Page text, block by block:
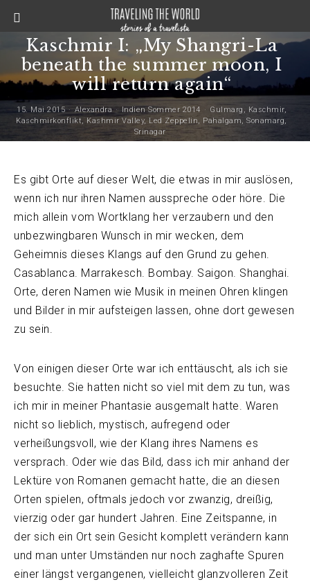
Kaschmir I: „My Shangri-La
beneath the summer moon, I
will return again“
15. Mai 2015 Alexandra Indien Sommer 2014 Gulmarg Kaschmir,
Kaschmirkonflikt
Kashmir Valley, Led Zeppelin Pahalgam ,Sonamarg
Srinagar
Es gibt Orte auf dieser Welt, die etwas in mir auslösen,
wenn ich nur ihren Namen ausspreche oder höre. Die
mich allein vom Wortklang her verzaubern und den
unbezwingbaren Wunsch in mir wecken, dem
Geheimnis dieses Klangs auf den Grund zu gehen.
Casablanca. Marrakesch. Bombay. Saigon. Shanghai.
Orte, deren Namen wie Musik in meinen Ohren klingen
und Bilder in mir aufsteigen lassen, ohne dort gewesen
zu sein.
Von einigen dieser Orte war ich enttäuscht, als ich sie
besuchte. Sie hatten nicht so viel mit dem zu tun, was
ich mir in meiner Phantasie ausgemalt hatte. Waren
nicht so lieblich, mystisch, aufregend oder
verheißungsvoll, wie der Klang ihres Namens es
versprach. Oder wie das Bild, dass ich mir anhand der
Lektüre von Romanen gemacht hatte, die an diesen
Orten spielen, oftmals jedoch vor zwanzig, dreißig,
vierzig oder gar hundert Jahren. Eine Zeitspanne, in
der sich ein Ort sein Gesicht komplett verändern kann
und man unter Umständen nur noch zaghafte Spuren
einer längst vergangenen, vielleicht glanzvolleren Zeit